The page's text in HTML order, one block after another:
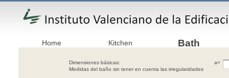
Home Kitchen Bath
Dimensiones básicas:
Medidas del baño sin tener en cuenta las irregularidades
a=